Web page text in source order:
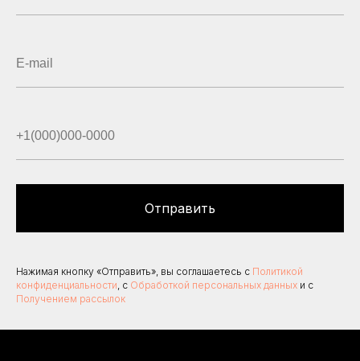
Отправить
Нажимая кнопку «Отправить», вы соглашаетесь с Политикой
конфиденциальности , с Обработкой персональных данных и с
Получением рассылок